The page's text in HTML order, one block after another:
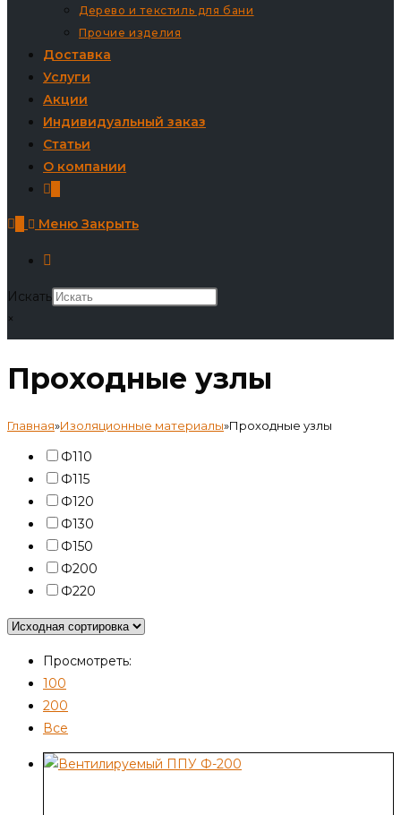
Дерево и текстиль для бани
Прочие изделия
Доставка
Услуги
Акции
Индивидуальный заказ
Статьи
О компании
Меню Закрыть
Искать
×
Проходные узлы
Главная»Изоляционные материалы»Проходные узлы
Ф110
Ф115
Ф120
Ф130
Ф150
Ф200
Ф220
Просмотреть:
100
200
Все